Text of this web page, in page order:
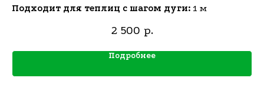
Подходит для теплиц с шагом дуги: 1 м
2 500 р.
Подробнее